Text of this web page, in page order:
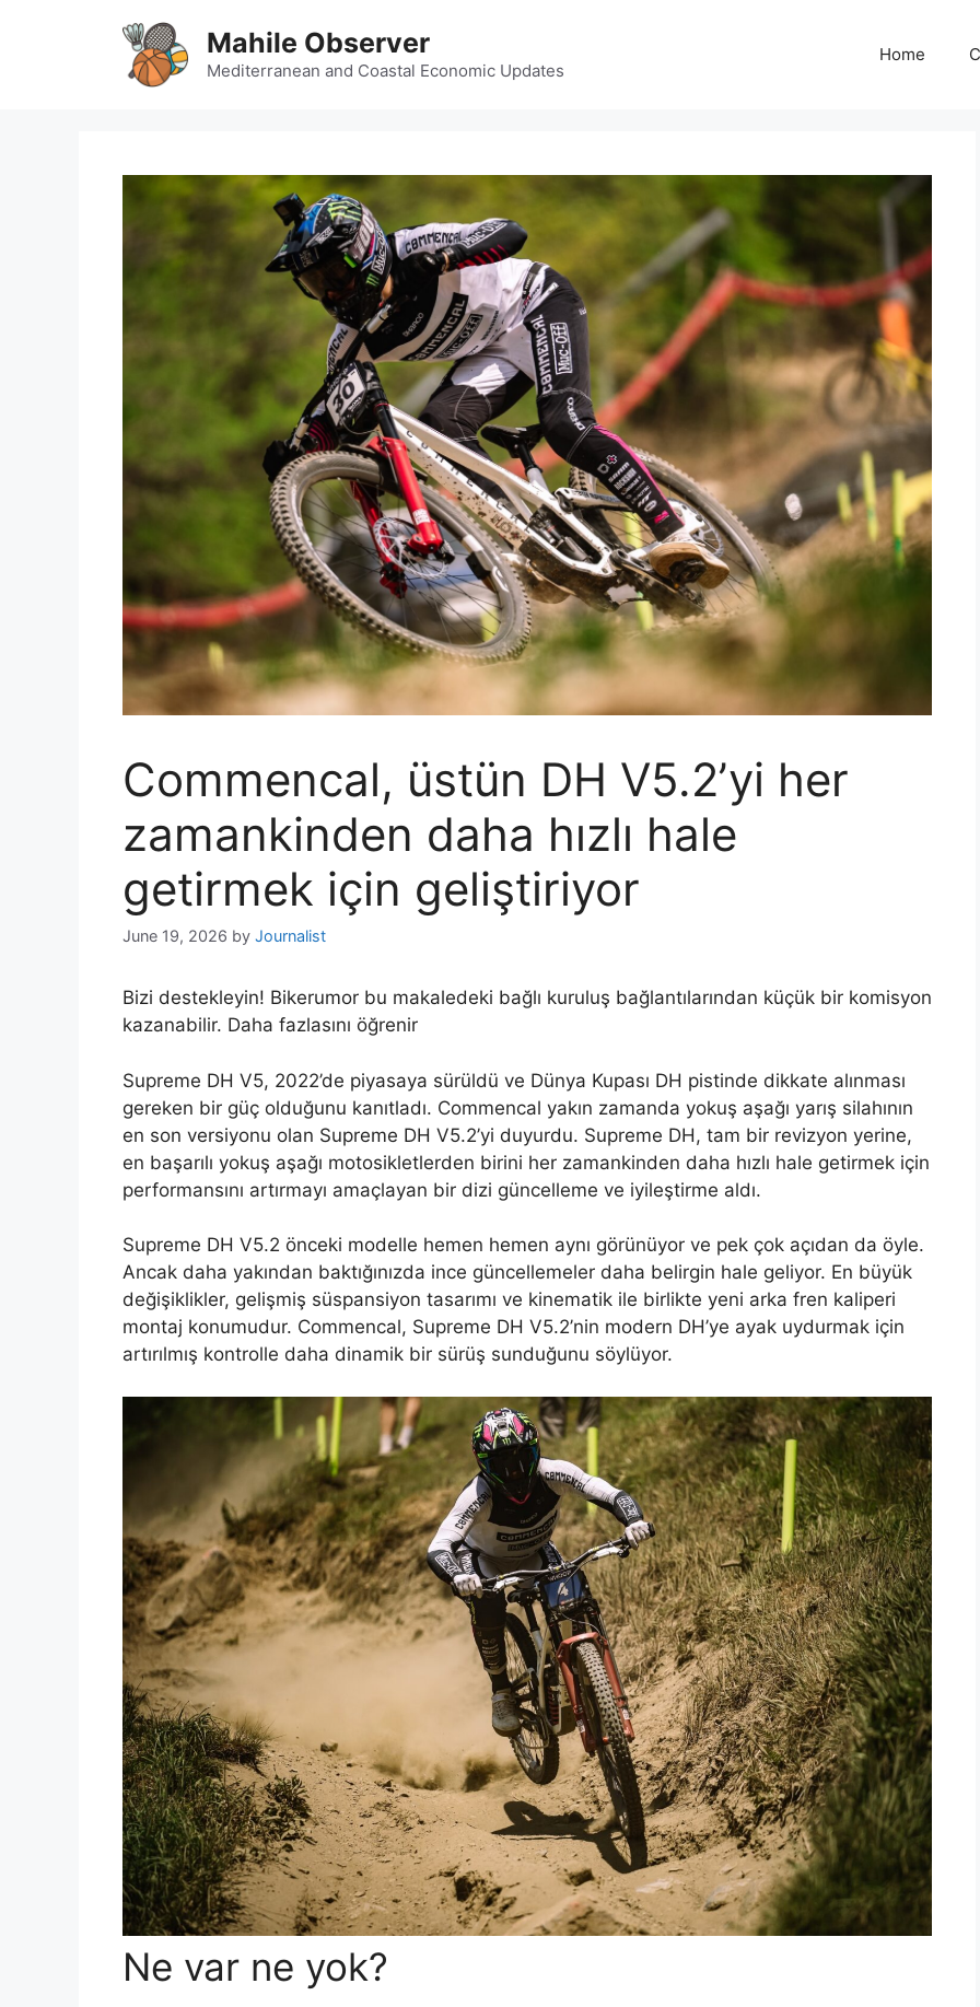
Mahile Observer
Mediterranean and Coastal Economic Updates
Home
Commencal, üstün DH V5.2’yi her
zamankinden daha hızlı hale
getirmek için geliştiriyor
June 19, 2026 by Journalist
Bizi destekleyin! Bikerumor bu makaledeki bağlı kuruluş bağlantılarından küçük bir komisyon
kazanabilir. Daha fazlasını öğrenir
Supreme DH V5, 2022’de piyasaya sürüldü ve Dünya Kupası DH pistinde dikkate alınması
gereken bir güç olduğunu kanıtladı. Commencal yakın zamanda yokuş aşağı yarış silahının
en son versiyonu olan Supreme DH V5.2’yi duyurdu. Supreme DH, tam bir revizyon yerine,
en başarılı yokuş aşağı motosikletlerden birini her zamankinden daha hızlı hale getirmek için
performansını artırmayı amaçlayan bir dizi güncelleme ve iyileştirme aldı.
Supreme DH V5.2 önceki modelle hemen hemen aynı görünüyor ve pek çok açıdan da öyle.
Ancak daha yakından baktığınızda ince güncellemeler daha belirgin hale geliyor. En büyük
değişiklikler, gelişmiş süspansiyon tasarımı ve kinematik ile birlikte yeni arka fren kaliperi
montaj konumudur. Commencal, Supreme DH V5.2’nin modern DH’ye ayak uydurmak için
artırılmış kontrolle daha dinamik bir sürüş sunduğunu söylüyor.
Ne var ne yok?